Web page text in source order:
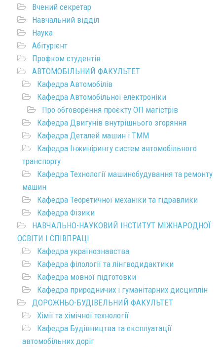
Вчений секретар
Навчальний відділ
Наука
Абітурієнт
Профком студентів
АВТОМОБІЛЬНИЙ ФАКУЛЬТЕТ
Кафедра Автомобілів
Кафедра Автомобільної електроніки
Про обговорення проєкту ОП магістрів
Кафедра Двигунів внутрішнього згоряння
Кафедра Деталей машин і ТММ
Кафедра Інжинірингу систем автомобільного
транспорту
Кафедра Технології машинобудування та ремонту
машин
Кафедра Теоретичної механіки та гідравлики
Кафедра Фізики
НАВЧАЛЬНО-НАУКОВИЙ ІНСТИТУТ МІЖНАРОДНОЇ
ОСВІТИ І СПІВПРАЦІ
Кафедра українознавства
Кафедра філології та лінгводидактики
Кафедра мовної підготовки
Кафедра природничих і гуманітарних дисциплін
ДОРОЖНЬО-БУДІВЕЛЬНИЙ ФАКУЛЬТЕТ
Хімії та хімічної технології
Кафедра Будівництва та експлуатації
автомобільних доріг